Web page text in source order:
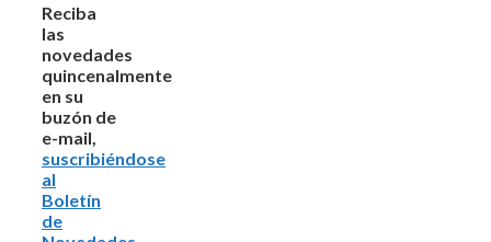
Reciba
las
novedades
quincenalmente
en su
buzón de
e-mail,
suscribiéndose
al
Boletín
de